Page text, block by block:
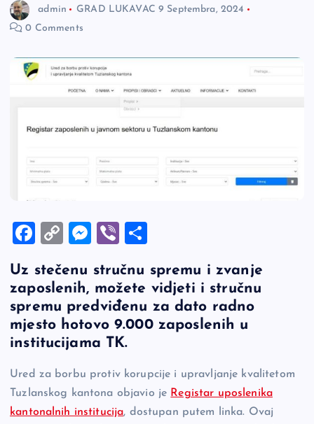
admin GRAD LUKAVAC 9 Septembra, 2024
0 Comments
F
c
e
b
o
o
k
C
p
y
Li
n
k
M
se
n
g
er
Vi
er ar
e
Uz stečenu stručnu spremu i zvanje
zaposlenih, možete vidjeti i stručnu
spremu predviđenu za dato radno
mjesto hotovo 9.000 zaposlenih u
institucijama TK.
Ured za borbu protiv korupcije i upravljanje kvalitetom
Tuzlanskog kantona objavio je Registar uposlenika
kantonalnih institucija, dostupan putem linka. Ovaj